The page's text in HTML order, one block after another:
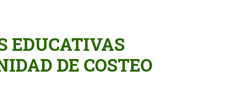
EDUCATIVAS
DE COSTEO